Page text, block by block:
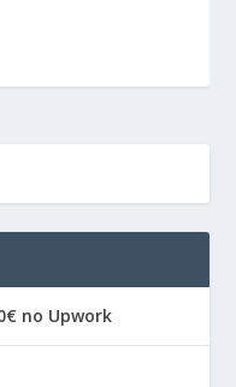
no Upwork